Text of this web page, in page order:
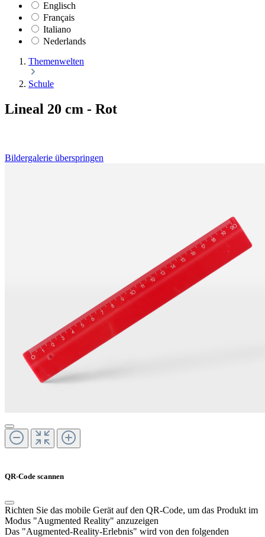
Englisch
Français
Italiano
Nederlands
Themenwelten
Schule
Lineal 20 cm - Rot
Bildergalerie überspringen
QR-Code scannen
Richten Sie das mobile Gerät auf den QR-Code, um das Produkt im
Modus "Augmented Reality" anzuzeigen
Das "Augmented-Reality-Erlebnis" wird von den folgenden